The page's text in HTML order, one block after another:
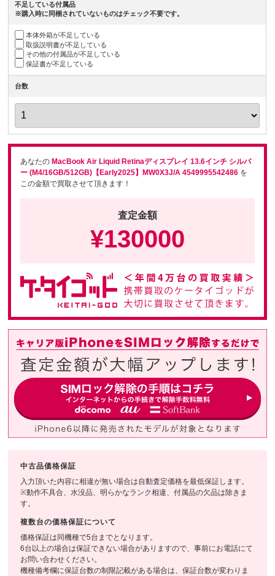
不足している付属品
※購入時に同梱されていないものはチェック不要です。
本体外箱が不足している
取扱説明書が不足している
その他の付属品が不足している
保証書が不足している
台数
あなたの MacBook Air Liquid Retinaディスプレイ 13.6インチ シルバ
ー (M4/16GB/512GB)【Early2025】MW0X3J/A 4549995542486 を
この金額で買取させて頂きます！
査定金額
¥130000
中古品価格保証
入力頂いた内容に相違が無い場合は自動査定価格を最低保証します。
※動作不具合、水没品、明らかなランク相違、付属品の欠品は除きま
す。
複数台の価格保証について
価格保証は同機種で5台までとなります。
6台以上の場合は保証できない場合がありますので、事前にお電話にて
お問い合わせください。
機種備考欄に保証台数の制限記載がある場合は、保証台数が変わりま